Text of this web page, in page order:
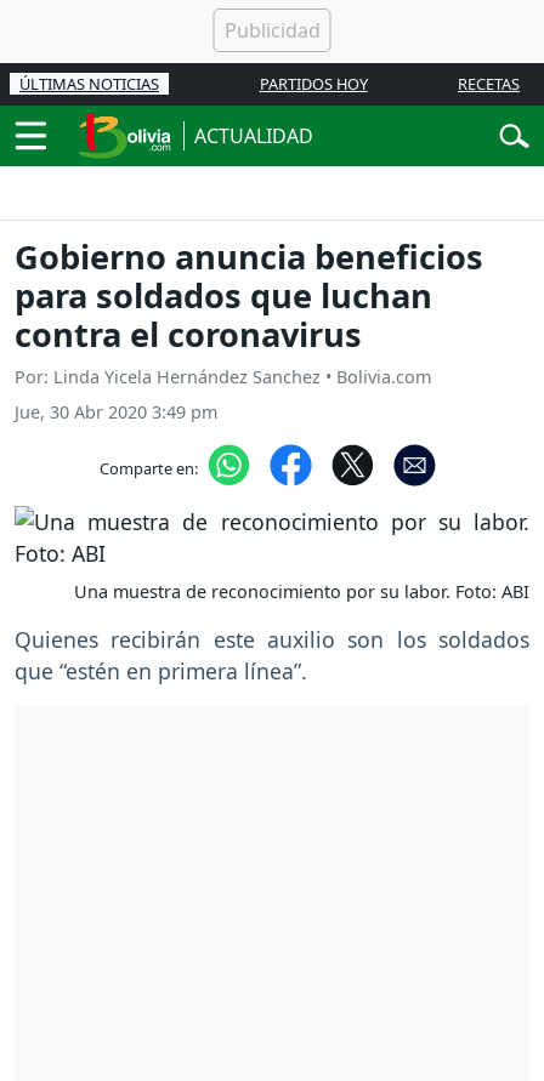
ÚLTIMAS NOTICIAS PARTIDOS HOY RECETAS
ACTUALIDAD
Gobierno anuncia beneficios
para soldados que luchan
contra el coronavirus
Por: Linda Yicela Hernández Sanchez • Bolivia.com
Jue, 30 Abr 2020 3:49 pm
Comparte en:
Una muestra de reconocimiento por su labor. Foto: ABI
Quienes recibirán este auxilio son los soldados
que “estén en primera línea”.